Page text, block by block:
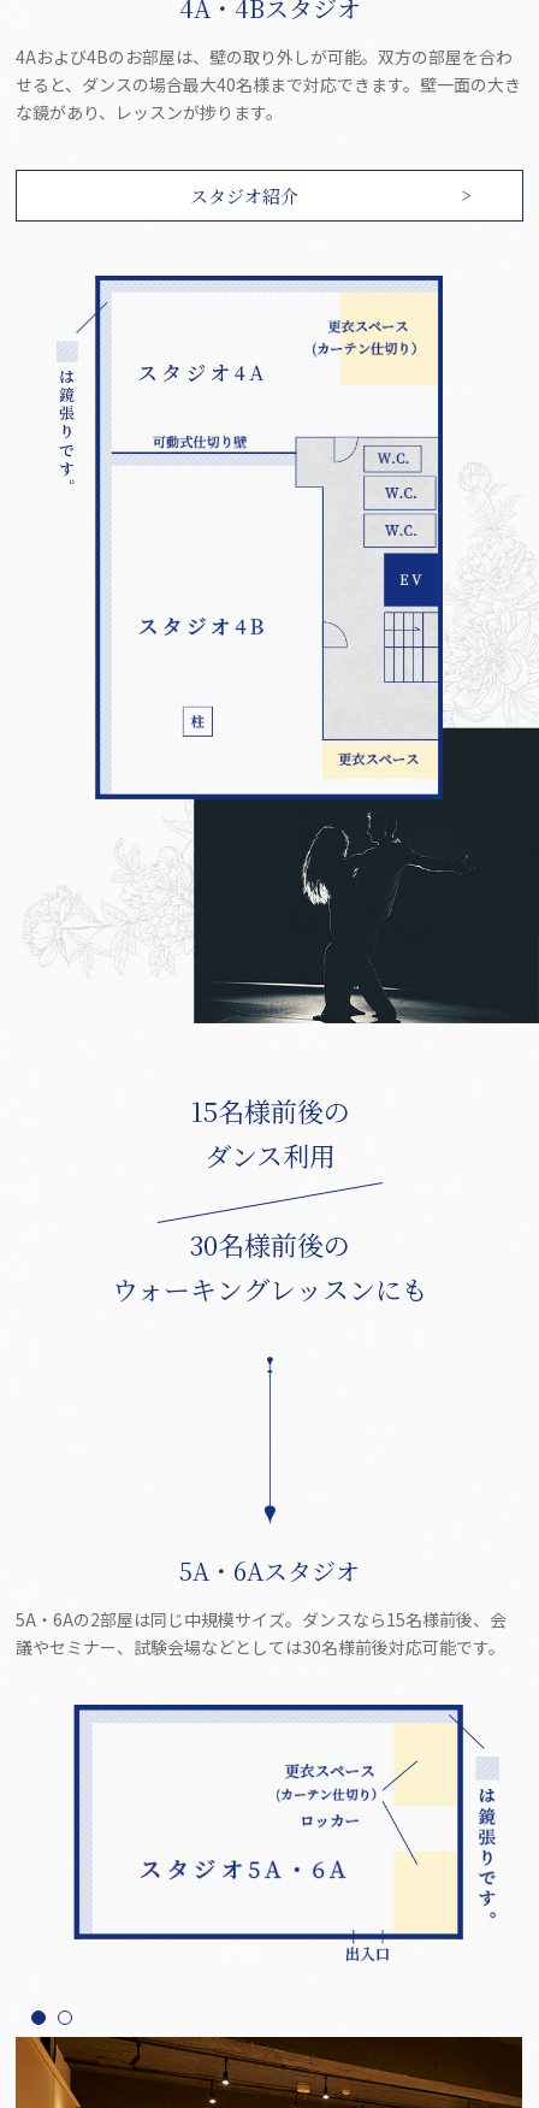
4A・4Bスタジオ
4Aおよび4Bのお部屋は、壁の取り外しが可能。双方の部屋を合わ
せると、ダンスの場合最大40名様まで対応できます。壁一面の大き
な鏡があり、レッスンが捗ります。
スタジオ紹介
15名様前後の
ダンス利用
30名様前後の
ウォーキングレッスンにも
5A・6Aスタジオ
5A・6Aの2部屋は同じ中規模サイズ。ダンスなら15名様前後、会
議やセミナー、試験会場などとしては30名様前後対応可能です。